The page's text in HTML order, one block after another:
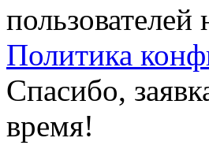
Политика
Спасибо,
время!